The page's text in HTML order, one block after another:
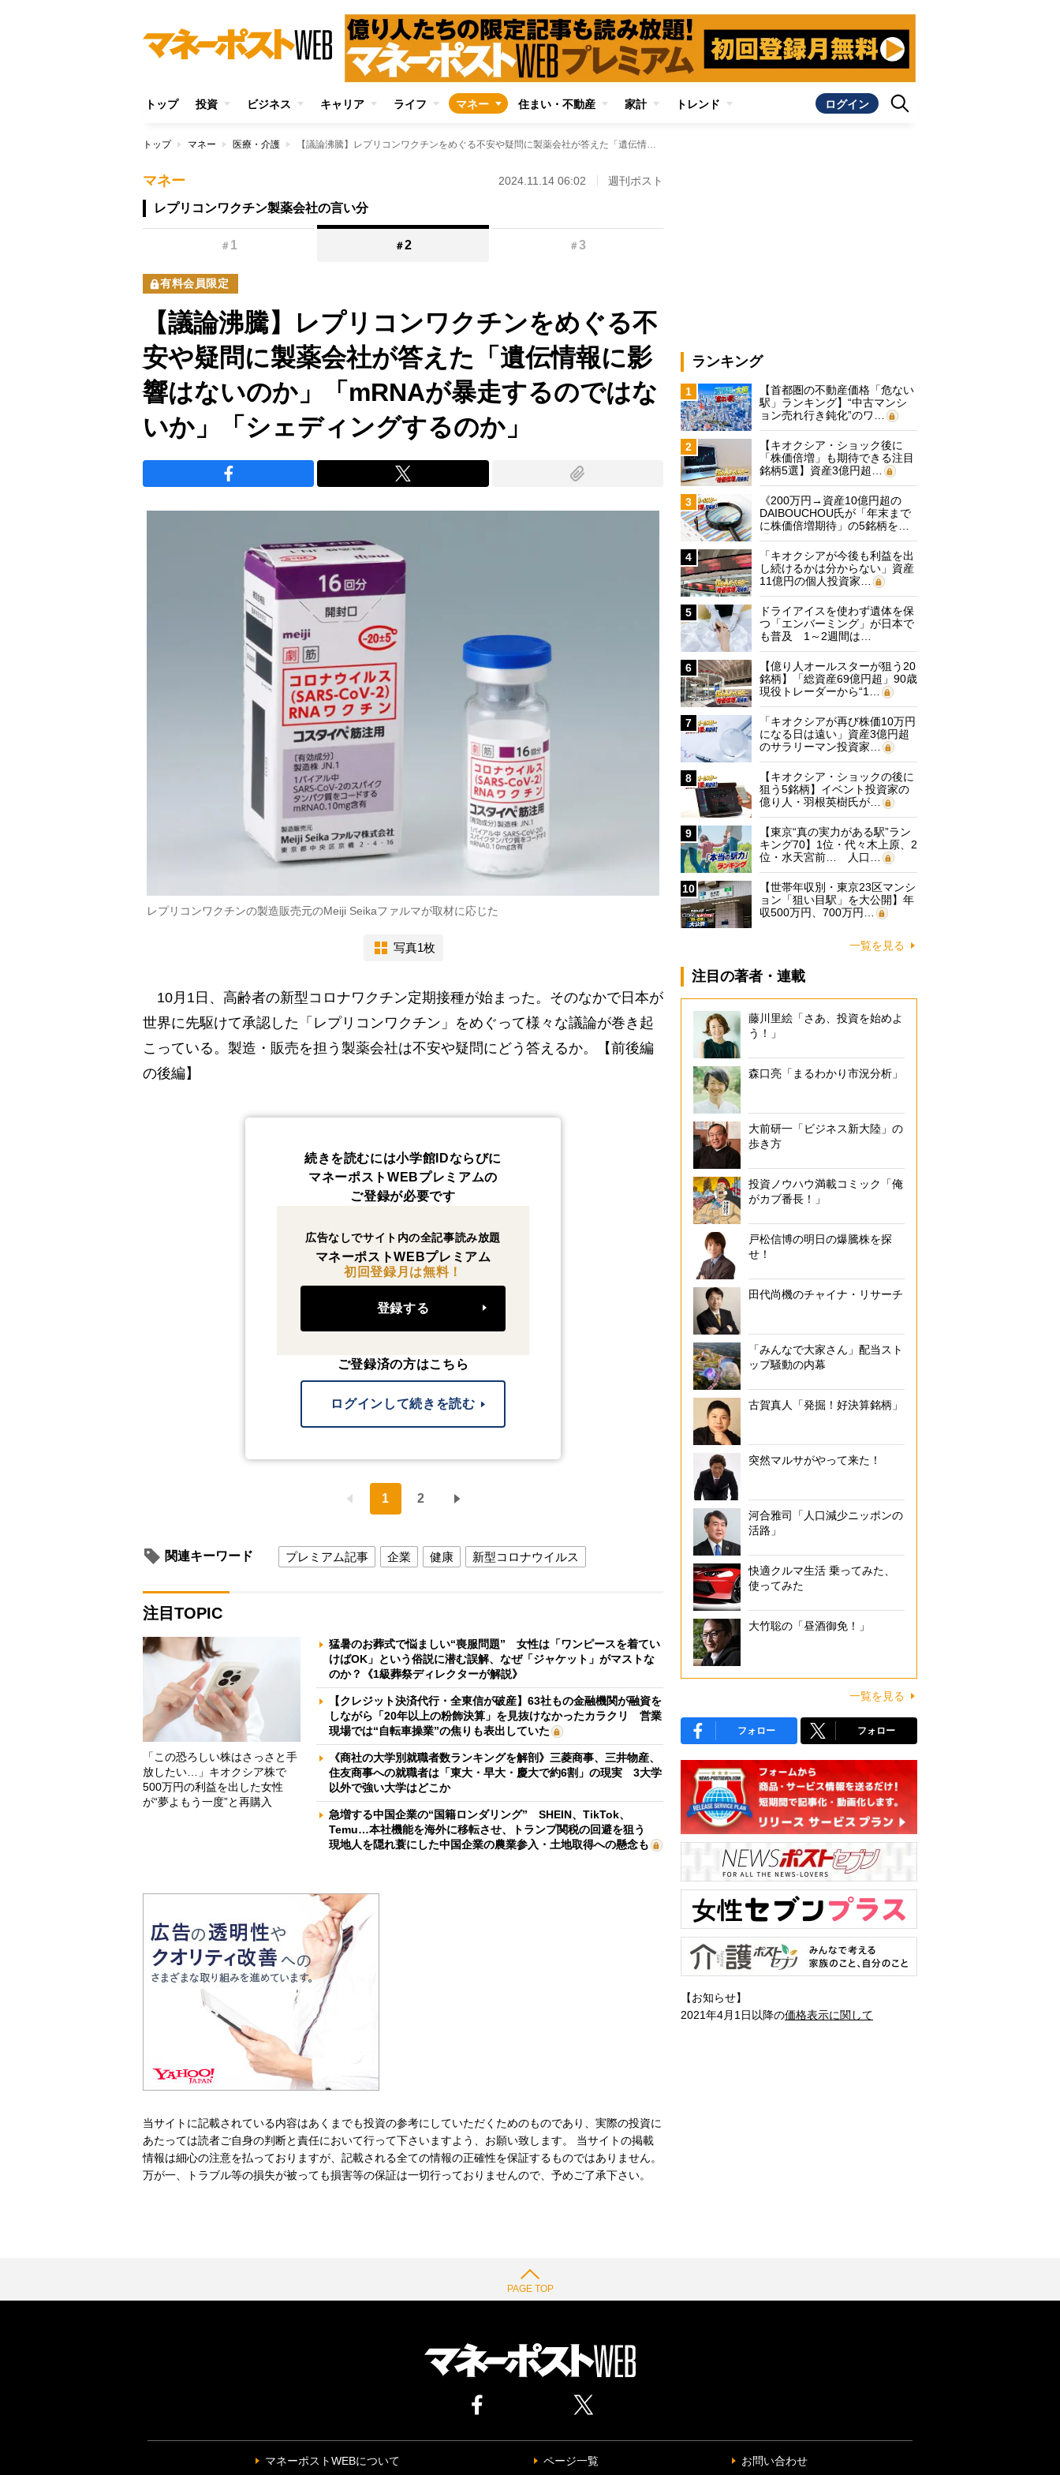
トップ 投資 ビジネス キャリア ライフ マネー 住まい・不動産 家計 トレンド ログイン
トップ マネー 医療・介護 【議論沸騰】レプリコンワクチンをめぐる不安や疑問に製薬会社が答えた「遺伝情報に影響はないのか」「mRNAが暴走するのではないか」「シェディングするのか」
マネー 2024.11.14 06:02 週刊ポスト
レプリコンワクチン製薬会社の言い分
＃ 1 ＃2 ＃3
有料会員限定
【議論沸騰】レプリコンワクチンをめぐる不
安や疑問に製薬会社が答えた「遺伝情報に影
響はないのか」「mRNAが暴走するのではな
いか」「シェディングするのか」
レプリコンワクチンの製造販売元のMeiji Seikaファルマが取材に応じた
写真1枚
10月1日、高齢者の新型コロナワクチン定期接種が始まった。そのなかで日本が
世界に先駆けて承認した「レプリコンワクチン」をめぐって様々な議論が巻き起
こっている。製造・販売を担う製薬会社は不安や疑問にどう答えるか。【前後編
の後編】
続きを読むには小学館IDならびに
マネーポストWEBプレミアムの
ご登録が必要です
広告なしでサイト内の全記事読み放題
マネーポストWEBプレミアム
初回登録月は無料！
登録する
ご登録済の方はこちら
ログインして続きを読む
1 2
関連キーワード プレミアム記事 企業 健康 新型コロナウイルス
注目TOPIC
「この恐ろしい株はさっさと手
放したい…」キオクシア株で
500万円の利益を出した女性
が“夢よもう一度”と再購入
猛暑のお葬式で悩ましい“喪服問題” 女性は「ワンピースを着てい
けばOK」という俗説に潜む誤解、なぜ「ジャケット」がマストな
のか？《1級葬祭ディレクターが解説》
【クレジット決済代行・全東信が破産】63社もの金融機関が融資を
しながら「20年以上の粉飾決算」を見抜けなかったカラクリ 営業
現場では“自転車操業”の焦りも表出していた
《商社の大学別就職者数ランキングを解剖》三菱商事、三井物産、
住友商事への就職者は「東大・早大・慶大で約6割」の現実 3大学
以外で強い大学はどこか
急増する中国企業の“国籍ロンダリング” SHEIN、TikTok、
Temu…本社機能を海外に移転させ、トランプ関税の回避を狙う
現地人を隠れ蓑にした中国企業の農業参入・土地取得への懸念も
当サイトに記載されている内容はあくまでも投資の参考にしていただくためのものであり、実際の投資に
あたっては読者ご自身の判断と責任において行って下さいますよう、お願い致します。 当サイトの掲載
情報は細心の注意を払っておりますが、記載される全ての情報の正確性を保証するものではありません。
万が一、トラブル等の損失が被っても損害等の保証は一切行っておりませんので、予めご了承下さい。
ランキング
1
【首都圏の不動産価格「危ない
駅」ランキング】“中古マンシ
ョン売れ行き鈍化”のワ…
2
【キオクシア・ショック後に
「株価倍増」も期待できる注目
銘柄5選】資産3億円超…
3
《200万円→資産10億円超の
DAIBOUCHOU氏が「年末まで
に株価倍増期待」の5銘柄を…
4
「キオクシアが今後も利益を出
し続けるかは分からない」資産
11億円の個人投資家…
5
ドライアイスを使わず遺体を保
つ「エンバーミング」が日本で
も普及 1～2週間は…
6
【億り人オールスターが狙う20
銘柄】「総資産69億円超」90歳
現役トレーダーから“1…
7
「キオクシアが再び株価10万円
になる日は遠い」資産3億円超
のサラリーマン投資家…
8
【キオクシア・ショックの後に
狙う5銘柄】イベント投資家の
億り人・羽根英樹氏が…
9
【東京“真の実力がある駅”ラン
キング70】1位・代々木上原、2
位・水天宮前… 人口…
10
【世帯年収別・東京23区マンシ
ョン「狙い目駅」を大公開】年
収500万円、700万円…
一覧を見る
注目の著者・連載
藤川里絵「さあ、投資を始めよ
う！」
森口亮「まるわかり市況分析」
大前研一「ビジネス新大陸」の
歩き方
投資ノウハウ満載コミック「俺
がカブ番長！」
戸松信博の明日の爆騰株を探
せ！
田代尚機のチャイナ・リサーチ
「みんなで大家さん」配当スト
ップ騒動の内幕
古賀真人「発掘！好決算銘柄」
突然マルサがやって来た！
河合雅司「人口減少ニッポンの
活路」
快適クルマ生活 乗ってみた、
使ってみた
大竹聡の「昼酒御免！」
一覧を見る
フォロー フォロー
【お知らせ】
2021年4月1日以降の価格表示に関して
PAGE TOP
マネーポストWEBについて ページ一覧 お問い合わせ